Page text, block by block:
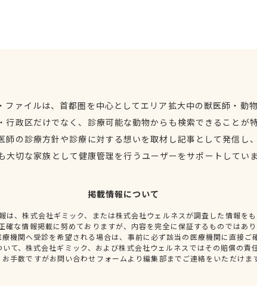
ファイルは、首都圏を中心としてエリア拡大中の獣医師・動
行政区だけでなく、診療可能な動物からも検索できることが
師の診療方針や診療に対する想いを取材し記事として発信し
大切な家族として健康管理を行うユーザーをサポートしてい
掲載情報について
は、株式会社ギミック、または株式会社ウェルネスが調査した情報を
確な情報掲載に努めておりますが、内容を完全に保証するものではあ
機関へ受診を希望される場合は、事前に必ず該当の医療機関に直接ご
て、株式会社ギミック、および株式会社ウェルネスではその賠償の責
手数ですがお問い合わせフォームより編集部までご連絡をいただけま